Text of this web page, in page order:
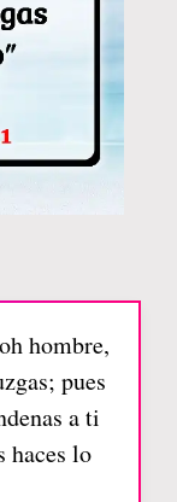
hombre,
pues
a ti
haces lo